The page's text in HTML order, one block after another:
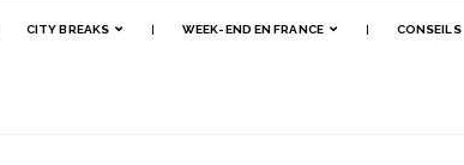
CITY BREAKS WEEK-END EN FRANCE CONSEILS